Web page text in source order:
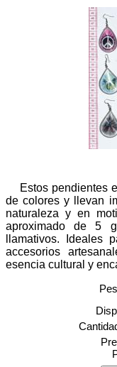
Estos pendientes
de colores y llevan
naturaleza y en
aproximado de 5
llamativos. Ideales
accesorios
esencia cultural y